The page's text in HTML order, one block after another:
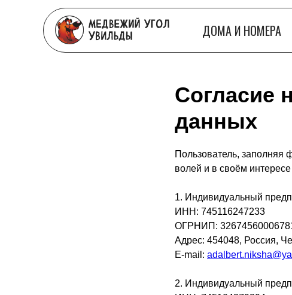
ДОМА И НОМЕРА
Согласие
данных
Пользователь, заполняя
волей и в своём
1. Индивидуальный
ИНН: 745116247233
ОГРНИП:
Адрес: 454048, Россия,
E-mail:
2. Индивидуальный